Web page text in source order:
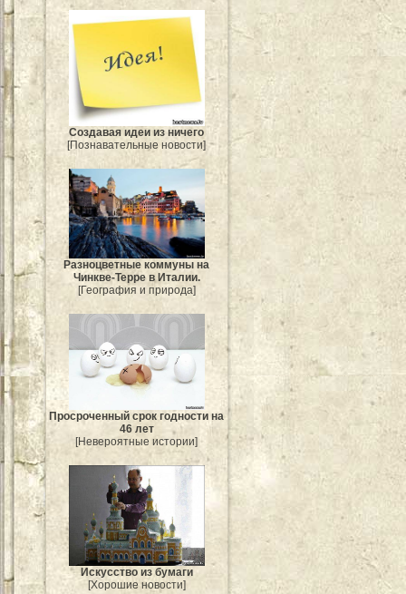
Создавая идеи из ничего
[Познавательные новости]
Разноцветные коммуны на
Чинкве-Терре в Италии.
[География и природа]
Просроченный срок годности на
46 лет
[Невероятные истории]
Искусство из бумаги
[Хорошие новости]